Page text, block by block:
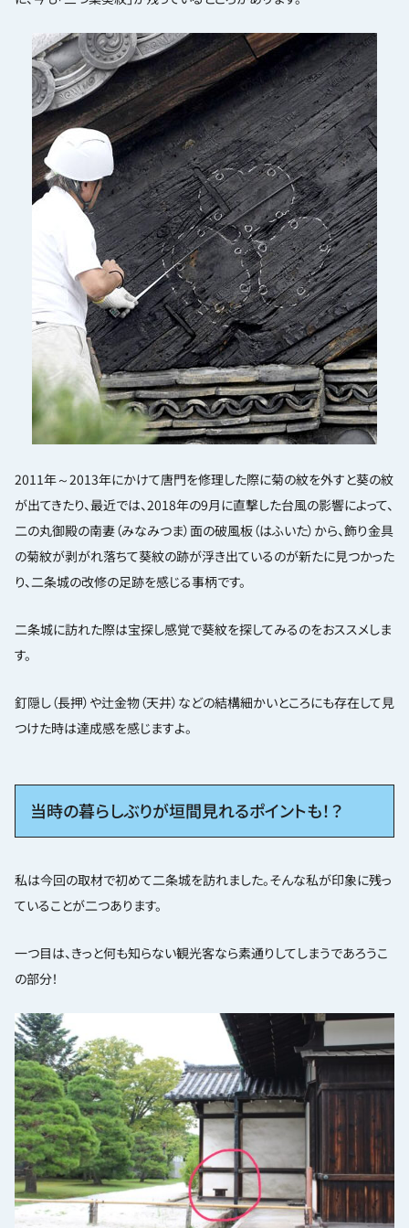
2011年～2013年にかけて唐門を修理した際に菊の紋を外すと葵の紋
が出てきたり、最近では、2018年の9月に直撃した台風の影響によって、
二の丸御殿の南妻（みなみつま）面の破風板（はふいた）から、飾り金具
の菊紋が剥がれ落ちて葵紋の跡が浮き出ているのが新たに見つかった
り、二条城の改修の足跡を感じる事柄です。
二条城に訪れた際は宝探し感覚で葵紋を探してみるのをおススメしま
す。
釘隠し（長押）や辻金物（天井）などの結構細かいところにも存在して見
つけた時は達成感を感じますよ。
当時の暮らしぶりが垣間見れるポイントも！？
私は今回の取材で初めて二条城を訪れました。そんな私が印象に残っ
ていることが二つあります。
一つ目は、きっと何も知らない観光客なら素通りしてしまうであろうこ
の部分！